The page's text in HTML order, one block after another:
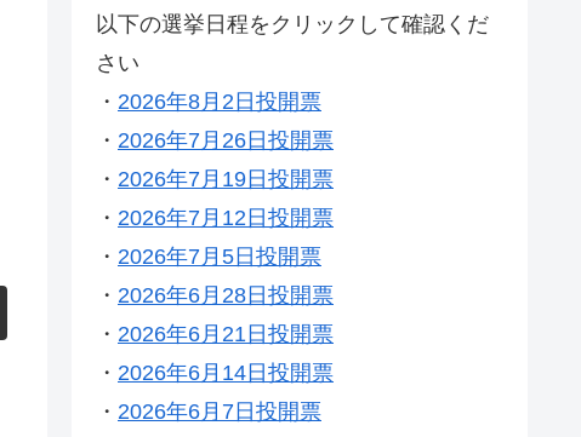
以下の選挙日程をクリックして確認くだ
さい
・ 2026年8月2日投開票
・ 2026年7月26日投開票
・ 2026年7月19日投開票
・ 2026年7月12日投開票
・ 2026年7月5日投開票
・ 2026年6月28日投開票
・ 2026年6月21日投開票
・ 2026年6月14日投開票
・ 2026年6月7日投開票